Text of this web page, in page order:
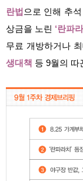
란법 으로 인해 추
상금을 노린 ‘란파
무료 개방하거나
생대책 등 9월의 따